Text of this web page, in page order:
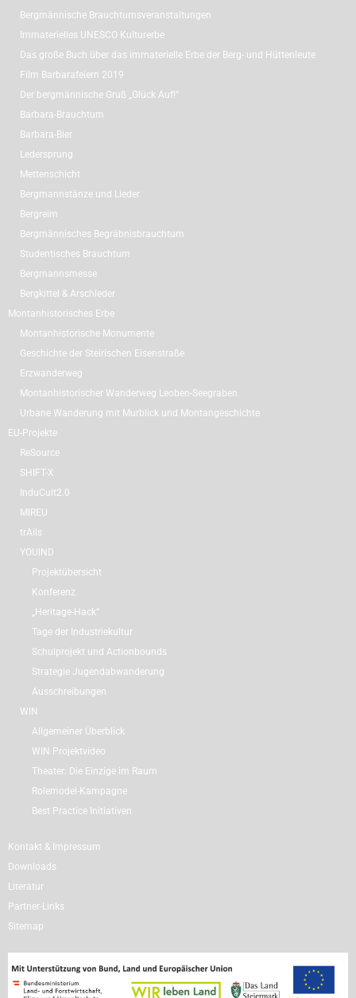
Bergmännische Brauchtumsveranstaltungen
Immaterielles UNESCO Kulturerbe
Das große Buch über das immaterielle Erbe der Berg- und Hüttenleute
Film Barbarafeiern 2019
Der bergmännische Gruß „Glück Auf!“
Barbara-Brauchtum
Barbara-Bier
Ledersprung
Mettenschicht
Bergmannstänze und Lieder
Bergreim
Bergmännisches Begräbnisbrauchtum
Studentisches Brauchtum
Bergmannsmesse
Bergkittel & Arschleder
Montanhistorisches Erbe
Montanhistorische Monumente
Geschichte der Steirischen Eisenstraße
Erzwanderweg
Montanhistorischer Wanderweg Leoben-Seegraben
Urbane Wanderung mit Murblick und Montangeschichte
EU-Projekte
ReSource
SHIFT-X
InduCult2.0
MIREU
trAils
YOUIND
Projektübersicht
Konferenz
„Heritage-Hack“
Tage der Industriekultur
Schulprojekt und Actionbounds
Strategie Jugendabwanderung
Ausschreibungen
WIN
Allgemeiner Überblick
WIN Projektvideo
Theater: Die Einzige im Raum
Rolemodel-Kampagne
Best Practice Initiativen
Kontakt & Impressum
Downloads
Literatur
Partner-Links
Sitemap